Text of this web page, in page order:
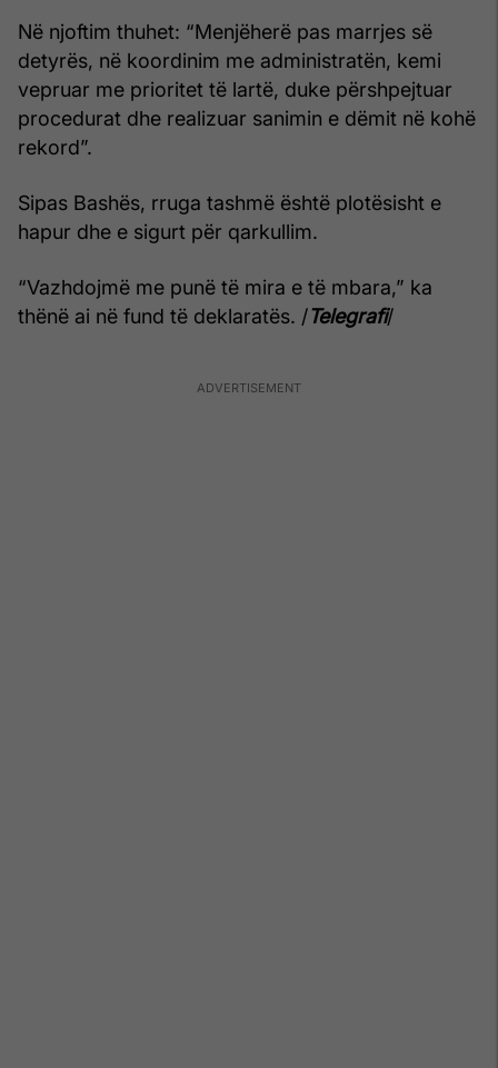
Në njoftim thuhet: “Menjëherë pas marrjes së
detyrës, në koordinim me administratën, kemi
vepruar me prioritet të lartë, duke përshpejtuar
procedurat dhe realizuar sanimin e dëmit në kohë
rekord”.
Sipas Bashës, rruga tashmë është plotësisht e
hapur dhe e sigurt për qarkullim.
“Vazhdojmë me punë të mira e të mbara,” ka
thënë ai në fund të deklaratës. /Telegrafi/